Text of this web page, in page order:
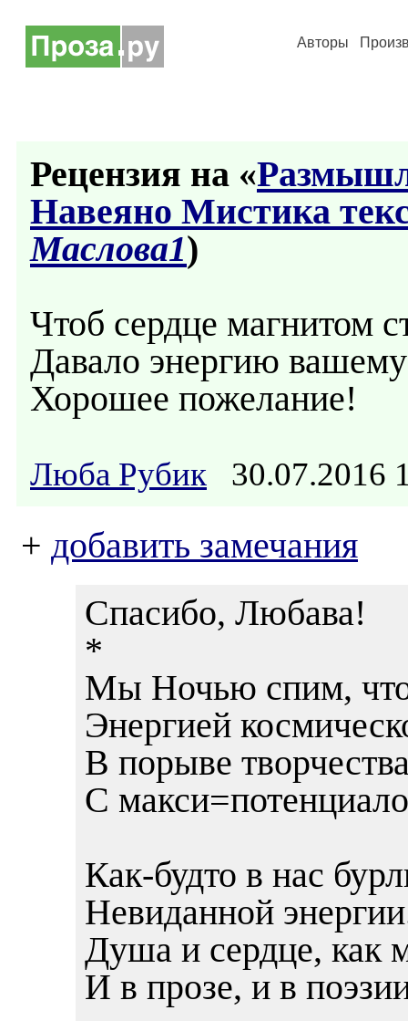
Авторы
Рецензия на «
Навеяно Мистика
Маслова1)
Чтоб сердце магнитом
Давало энергию вашему
Хорошее пожелание!
Люба Рубик
+ добавить замечания
Спасибо, Любава!
*
Мы Ночью спим,
Энергией
В порыве
С
Как-будто в нас
Невиданной
Душа и сердце, как
И в прозе, и в